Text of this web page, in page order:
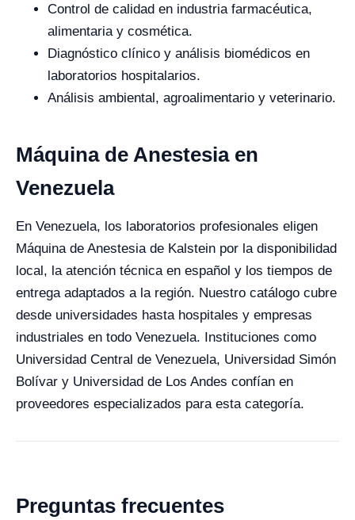
Control de calidad en industria farmacéutica,
alimentaria y cosmética.
Diagnóstico clínico y análisis biomédicos en
laboratorios hospitalarios.
Análisis ambiental, agroalimentario y veterinario.
Máquina de Anestesia en
Venezuela
En Venezuela, los laboratorios profesionales eligen
Máquina de Anestesia de Kalstein por la disponibilidad
local, la atención técnica en español y los tiempos de
entrega adaptados a la región. Nuestro catálogo cubre
desde universidades hasta hospitales y empresas
industriales en todo Venezuela. Instituciones como
Universidad Central de Venezuela, Universidad Simón
Bolívar y Universidad de Los Andes confían en
proveedores especializados para esta categoría.
Preguntas frecuentes